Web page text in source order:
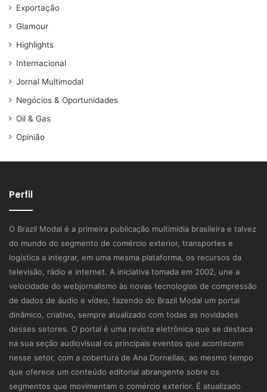
Exportação
Glamour
Highlights
Internacional
Jornal Multimodal
Negócios & Oportunidades
Oil & Gas
Opinião
Perfil
O Brazil Modal é a primeira publicação multimídia brasileira e talvez
do mundo do segmento de comércio exterior, transportes e
logística a integrar, em uma mesma plataforma, os recursos da
televisão, rádio e internet. A iniciativa tomada em 2002, une a
velocidade do webjornalismo às novas tecnologias de compressão
de dados de áudio e vídeo, fazendo do Brazil Modal um portal
dinâmico, criativo, sempre atualizado com todas as novidades
desses setores. O portal é uma revista eletrônica que se destaca
na sua seção audiovisual os principais eventos que acontecem
nesse setor, com a cobertura de Ana Dornellas, ao mesmo tempo
que oferece um conteúdo editorial abrangente sobre os
segmentos que movimentam o comércio exterior. É atualizado